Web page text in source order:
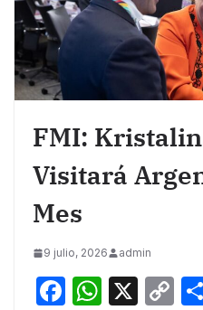
FMI:
Visitará
Mes
9 julio, 2026 admin
F
W X
C